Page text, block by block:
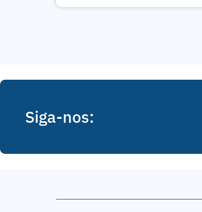
Siga-nos: